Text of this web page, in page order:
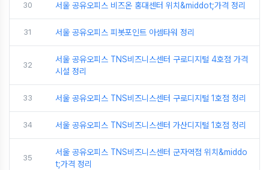
30 서울 공유오피스 비즈온 홍대센터 위치&middot;가격 정리
31 서울 공유오피스 피봇포인트 아셈타워 정리
32
서울 공유오피스 TNS비즈니스센터 구로디지털 4호점 가격
시설 정리
33 서울 공유오피스 TNS비즈니스센터 구로디지털 1호점 정리
34 서울 공유오피스 TNS비즈니스센터 가산디지털 1호점 정리
35
서울 공유오피스 TNS비즈니스센터 군자역점 위치&middo
t;가격 정리